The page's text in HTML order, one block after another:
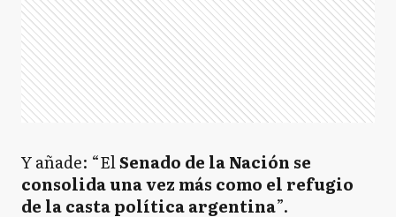
Y añade: “ElSenado de la Nación se
consolida una vez más como el refugio
de la casta política argentina”.